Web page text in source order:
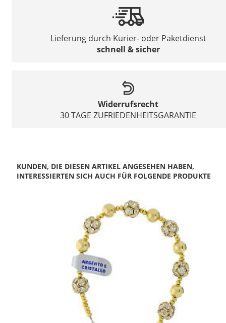
Lieferung durch Kurier- oder Paketdienst
schnell & sicher
Widerrufsrecht
30 TAGE ZUFRIEDENHEITSGARANTIE
KUNDEN, DIE DIESEN ARTIKEL ANGESEHEN HABEN,
INTERESSIERTEN SICH AUCH FÜR FOLGENDE PRODUKTE